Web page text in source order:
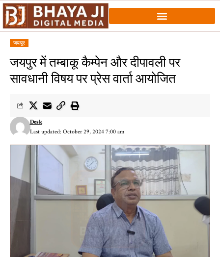
जयपुर
जयपुर में तम्बाकू कैम्पेन और दीपावली पर
सावधानी विषय पर प्रेस वार्ता आयोजित
Last updated: October 29, 2024 7:00 am
Desk